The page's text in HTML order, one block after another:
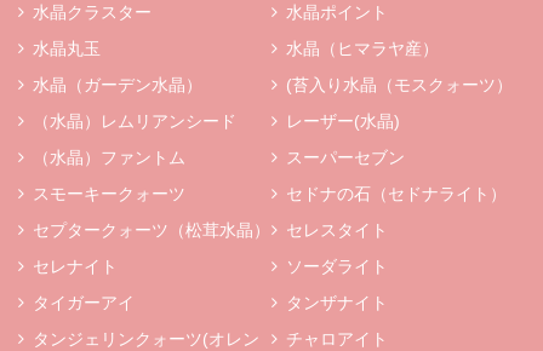
水晶クラスター
水晶ポイント
水晶丸玉
水晶（ヒマラヤ産）
水晶（ガーデン水晶）
(苔入り水晶（モスクォーツ）
（水晶）レムリアンシード
レーザー(水晶)
（水晶）ファントム
スーパーセブン
スモーキークォーツ
セドナの石（セドナライト）
セプタークォーツ（松茸水晶）
セレスタイト
セレナイト
ソーダライト
タイガーアイ
タンザナイト
タンジェリンクォーツ(オレン
チャロアイト